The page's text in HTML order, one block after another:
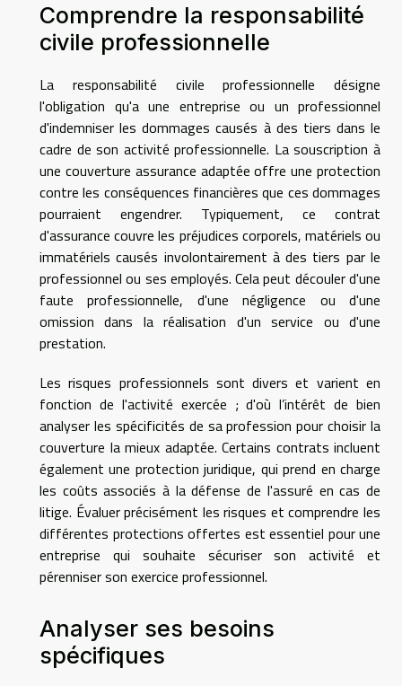
Comprendre la responsabilité
civile professionnelle
La responsabilité civile professionnelle désigne
l'obligation qu'a une entreprise ou un professionnel
d'indemniser les dommages causés à des tiers dans le
cadre de son activité professionnelle. La souscription à
une couverture assurance adaptée offre une protection
contre les conséquences financières que ces dommages
pourraient engendrer. Typiquement, ce contrat
d'assurance couvre les préjudices corporels, matériels ou
immatériels causés involontairement à des tiers par le
professionnel ou ses employés. Cela peut découler d'une
faute professionnelle, d'une négligence ou d'une
omission dans la réalisation d'un service ou d'une
prestation.
Les risques professionnels sont divers et varient en
fonction de l'activité exercée ; d'où l’intérêt de bien
analyser les spécificités de sa profession pour choisir la
couverture la mieux adaptée. Certains contrats incluent
également une protection juridique, qui prend en charge
les coûts associés à la défense de l'assuré en cas de
litige. Évaluer précisément les risques et comprendre les
différentes protections offertes est essentiel pour une
entreprise qui souhaite sécuriser son activité et
pérenniser son exercice professionnel.
Analyser ses besoins
spécifiques